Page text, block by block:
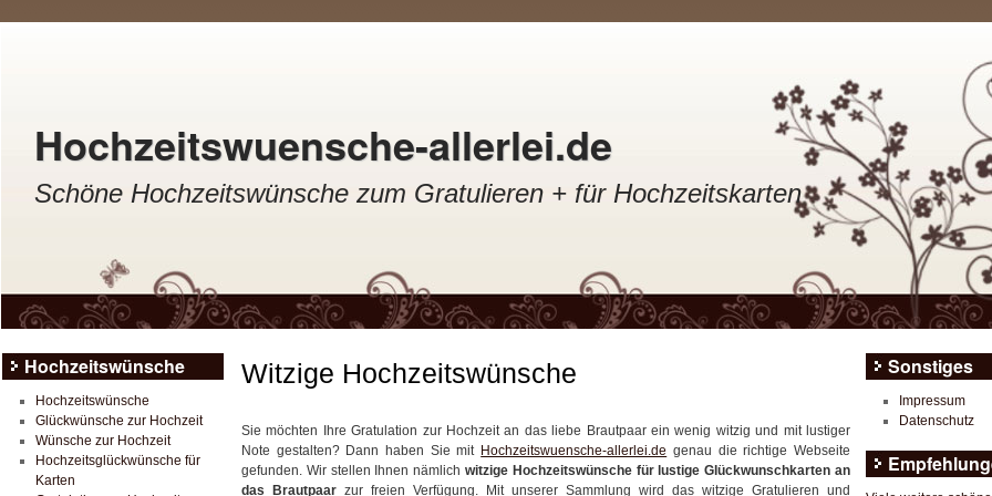
Hochzeitswuensche-allerlei.de
Schöne Hochzeitswünsche zum Gratulieren + für Hochzeitskarten
Witzige Hochzeitswünsche
Sie möchten Ihre Gratulation zur Hochzeit an das liebe Brautpaar ein wenig witzig und mit lustiger
Note gestalten? Dann haben Sie mit Hochzeitswuensche-allerlei.de genau die richtige Webseite
gefunden. Wir stellen Ihnen nämlich witzige Hochzeitswünsche für lustige Glückwunschkarten an
das Brautpaar zur freien Verfügung. Mit unserer Sammlung wird das witzige Gratulieren und
Hochzeitswünsche
Hochzeitswünsche
Glückwünsche zur Hochzeit
Wünsche zur Hochzeit
Hochzeitsglückwünsche für
Karten
Sonstiges
Impressum
Datenschutz